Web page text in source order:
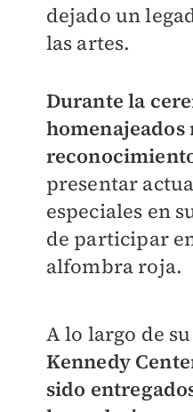
dejado un
las artes.
Durante la
presentar
especiales en
de participar
alfombra roja.
A lo largo de
Kennedy
sido